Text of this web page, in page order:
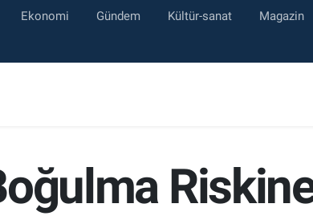
Ekonomi Gündem Kültür-sanat Magazin
Riskine